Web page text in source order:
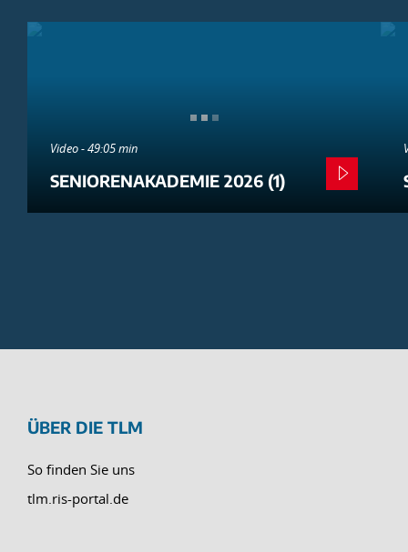
Video - 49:05 min
SENIORENAKADEMIE 2026 (1)
ÜBER DIE TLM
So finden Sie uns
tlm.ris-portal.de